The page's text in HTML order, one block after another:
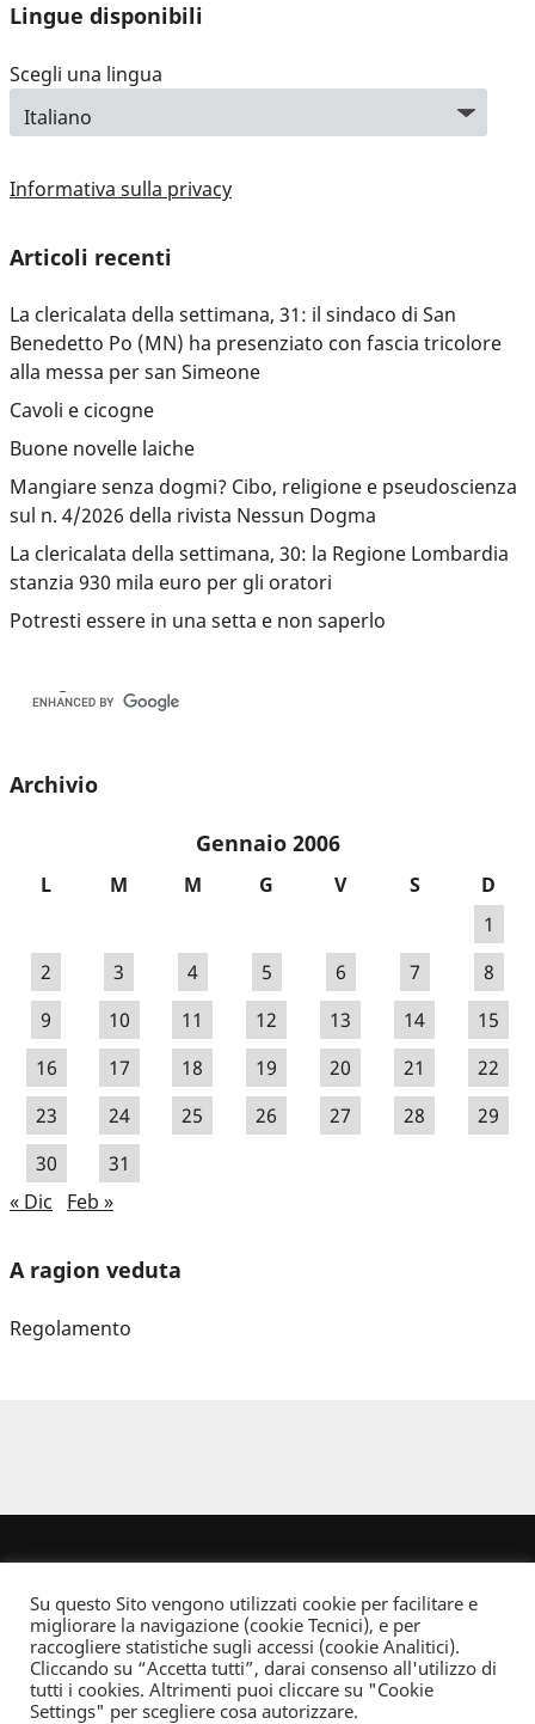
Lingue disponibili
Scegli una lingua
Informativa sulla privacy
Articoli recenti
La clericalata della settimana, 31: il sindaco di San
Benedetto Po (MN) ha presenziato con fascia tricolore
alla messa per san Simeone
Cavoli e cicogne
Buone novelle laiche
Mangiare senza dogmi? Cibo, religione e pseudoscienza
sul n. 4/2026 della rivista Nessun Dogma
La clericalata della settimana, 30: la Regione Lombardia
stanzia 930 mila euro per gli oratori
Potresti essere in una setta e non saperlo
Archivio
Gennaio 2006
L M M G V S
D
1
2
3 4 5 6 7
8
9
10 11 12 13 14
15
16
17 18 19 20 21
22
23
24 25 26 27 28
29
30
31
« Dic
Feb »
A ragion veduta
Regolamento
Dove non indicato altrimenti quest’opera è distribuita con Licenza
Creative Commons Attribuzione - Non commerciale - Non opere derivate 2.5 Italia
Su questo Sito vengono utilizzati cookie per facilitare e
migliorare la navigazione (cookie Tecnici), e per
raccogliere statistiche sugli accessi (cookie Analitici).
Cliccando su “Accetta tutti”, darai consenso all'utilizzo di
tutti i cookies. Altrimenti puoi cliccare su "Cookie
Settings" per scegliere cosa autorizzare.